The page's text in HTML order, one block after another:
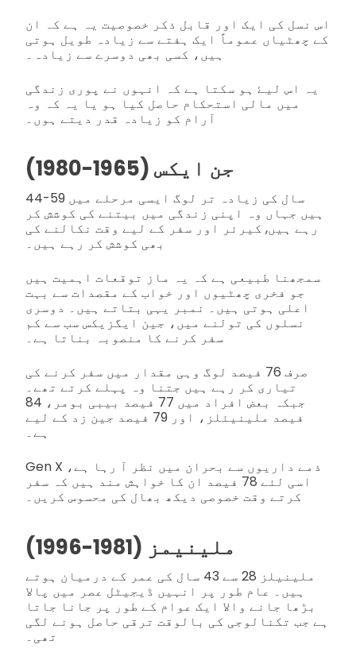
اس نسل کی ایک اور قابل ذکر خصوصیت یہ ہے کہ ان
کے چھٹیاں عموماً ایک ہفتے سے زیادہ طویل ہوتی
ہیں، کسی بھی دوسرے سے زیادہ۔
یہ اس لیۓ ہو سکتا ہے کہ انہوں نے پوری زندگی
میں مالی استحکام حاصل کیا ہو یا یہ کہ وہ
آرام کو زیادہ قدر دیتے ہوں۔
جن ایکس (1965-1980)
44-59 سال کی زیادہ تر لوگ ایسی مرحلے میں
ہیں جہاں وہ اپنی زندگی میں بیتنے کی کوشش کر
رہے ہیں, کیرئر اور سفر کے لیے وقت نکالنے کی
بھی کوشش کر رہے ہیں۔
سمجھنا طبیعی ہے کہ یہ ماز توقعات اہمیت ہیں
جو فخری چھٹیوں اور خواب کے مقصدات سے بہت
اعلی ہوتی ہیں۔ نمبر یہی بتاتے ہیں۔ دوسری
نسلوں کی تولنے میں، جین ایگزیکس سب سے کم
سفر کرنے کا منصوبہ بناتا ہے۔
صرف 76 فیصد لوگ وہی مقدار میں سفر کرنے کی
تیاری کر رہے ہیں جتنا وہ پہلے کرتے تھے۔
جبکہ بعض افراد میں 77 فیصد بیبی بومر، 84
فیصد ملینیئلز، اور 79 فیصد جین زد کے لیے
ہے۔
Gen X ذمے داریوں سے بحران میں نظر آ رہا ہے،
اسی لئے 78 فیصد ان کا خواہش مند ہیں کہ سفر
کرتے وقت خصوصی دیکھ بھال کی محسوس کریں۔
ملینیمز (1981-1996)
ملینیلز 28 سے 43 سال کی عمر کے درمیان ہوتے
ہیں۔ عام طور پر انہیں ڈیجیٹل عصر میں پالا
بڑھا جانے والا ایک عوام کے طور پر جانا جاتا
ہے جب تکنالوجی کی بالوقت ترقی حاصل ہونے لگی
تھی۔